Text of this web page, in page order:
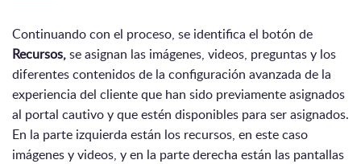
Continuando con el proceso, se identifica el botón de
Recursos,se asignan las imágenes, videos, preguntas y los
diferentes contenidos de la configuración avanzada de la
experiencia del cliente que han sido previamente asignados
al portal cautivo y que estén disponibles para ser asignados.
En la parte izquierda están los recursos, en este caso
imágenes y videos, y en la parte derecha están las pantallas